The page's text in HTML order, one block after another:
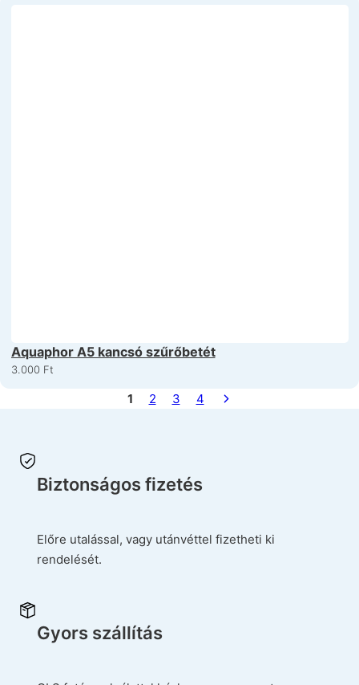
Aquaphor A5 kancsó szűrőbetét
3.000 Ft
1 2 3 4
Biztonságos fizetés
Előre utalással, vagy utánvéttel fizetheti ki
rendelését.
Gyors szállítás